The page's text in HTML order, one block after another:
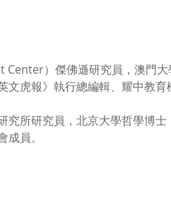
Center）傑佛遜研究員，澳門
文虎報》執行總編輯、耀中教育
究所研究員，北京大學哲學博
員。